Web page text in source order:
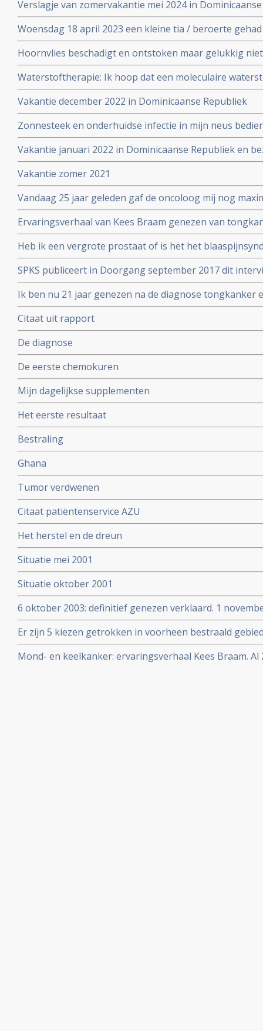
Verslagje van zomervakantie mei 2024 in
Woensdag 18 april 2023 een kleine tia / beroerte
drie dagen opgenomen in het ziekenhuis.
Hoornvlies beschadigt en ontstoken maar gelukkig
Waterstoftherapie: Ik hoop dat een moleculaire
waterstofapparaat mij gaat helpen in met name
neurologische uitval
Vakantie december 2022 in Dominicaanse Republiek
Zonnesteek en onderhuidse infectie in mijn neus
vakantie juni 2022
Vakantie januari 2022 in Dominicaanse Republiek en
Vakantie zomer 2021
Vandaag 25 jaar geleden gaf de oncoloog mij nog
Ervaringsverhaal van Kees Braam genezen van
diagnose:
Heb ik een vergrote prostaat of is het het
SPKS publiceert in Doorgang september 2017 dit
overlever.
Ik ben nu 21 jaar genezen na de diagnose tongkanker
2017 ook opa. Liza is moeder geworden van Ruben
Citaat uit rapport
De diagnose
De eerste chemokuren
Mijn dagelijkse supplementen
Het eerste resultaat
Bestraling
Ghana
Tumor verdwenen
Citaat patiëntenservice AZU
Het herstel en de dreun
Situatie mei 2001
Situatie oktober 2001
6 oktober 2003: definitief genezen verklaard. 1
bevestiging.
Er zijn 5 kiezen getrokken in voorheen bestraald
zuurstof therapie.
Mond- en keelkanker: ervaringsverhaal Kees Braam.